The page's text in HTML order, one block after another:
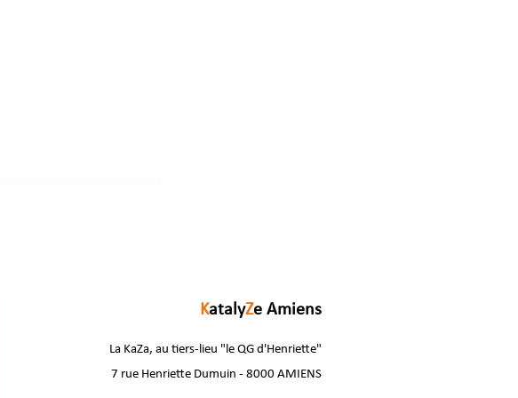
KatalyZe Amiens
La KaZa, au tiers-lieu "le QG d'Henriette"
7 rue Henriette Dumuin - 8000 AMIENS